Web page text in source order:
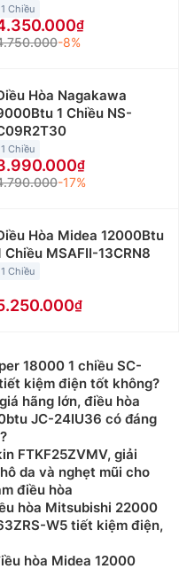
1 Chiều
-8%
Hòa Nagakawa
1 Chiều NS-
1 Chiều
-17%
Hòa Midea 12000Btu
Chiều MSAFII-13CRN8
1 Chiều
18000 1 chiều SC-
kiệm điện tốt không?
hãng lớn, điều hòa
JC-24IU36 có đáng
FTKF25ZVMV, giải
da và nghẹt mũi cho
điều hòa
hòa Mitsubishi 22000
W5 tiết kiệm điện,
hòa Midea 12000